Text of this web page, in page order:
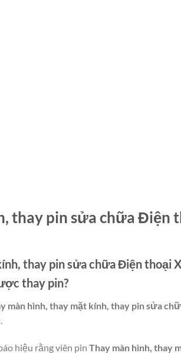
thay pin sửa chữa Điện
thay pin sửa chữa Điện thoại
thay pin?
màn hình, thay mặt kính, thay pin sửa
hiệu rằng viên pin Thay màn hình, thay